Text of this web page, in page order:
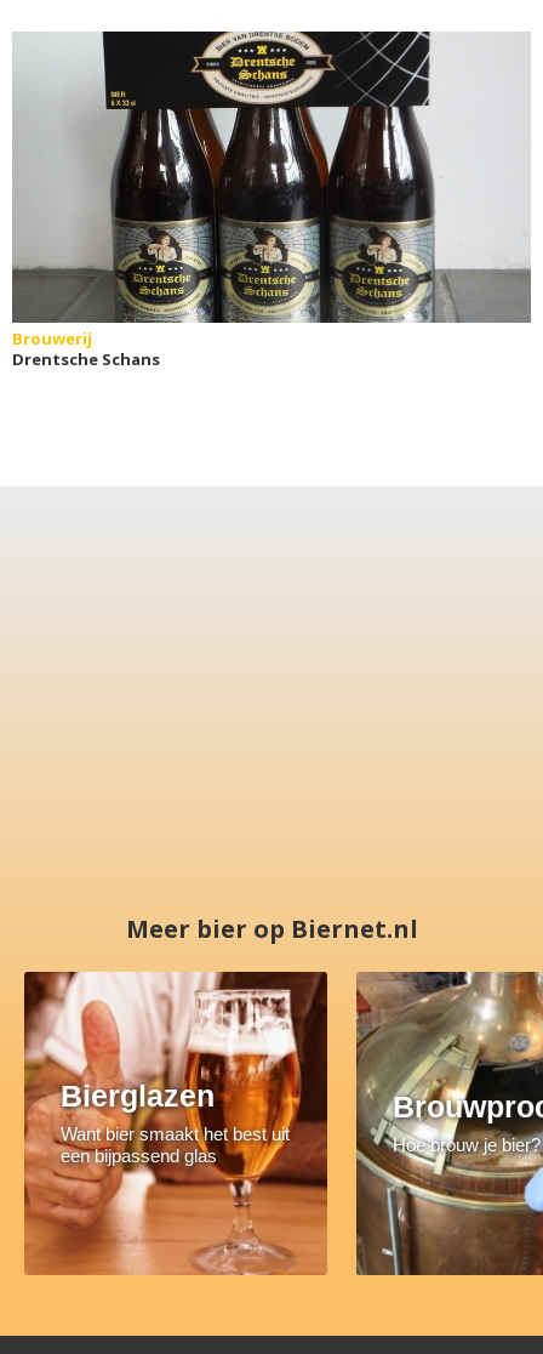
Brouwerij
Drentsche Schans
Meer bier op Biernet.nl
Bierglazen
Want bier smaakt het best uit
een bijpassend glas
Hoe brouw je bier?